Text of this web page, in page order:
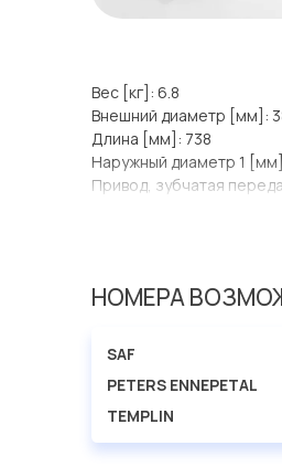
Вес [кг]: 6.8
Внешний диаметр [мм]:
Длина [мм]: 738
Наружный диаметр 1
Привод, зубчатая
НОМЕРА
SAF
PETERS ENNEPETAL
TEMPLIN